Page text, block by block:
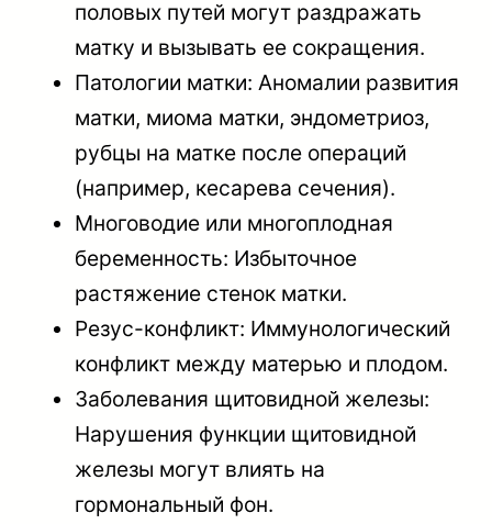
половых путей могут раздражать
матку и вызывать ее сокращения.
Патологии матки: Аномалии развития
матки, миома матки, эндометриоз,
рубцы на матке после операций
(например, кесарева сечения).
Многоводие или многоплодная
беременность: Избыточное
растяжение стенок матки.
Резус-конфликт: Иммунологический
конфликт между матерью и плодом.
Заболевания щитовидной железы:
Нарушения функции щитовидной
железы могут влиять на
гормональный фон.